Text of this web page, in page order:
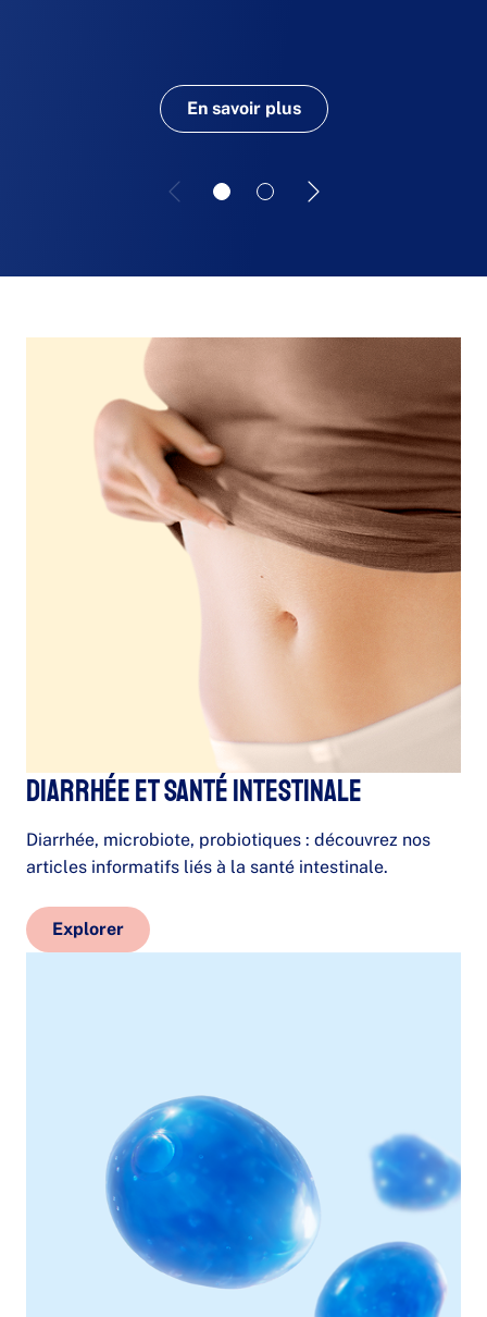
En savoir plus
Diarrhée et santé intestinale
Diarrhée, microbiote, probiotiques : découvrez nos
articles informatifs liés à la santé intestinale.
Explorer